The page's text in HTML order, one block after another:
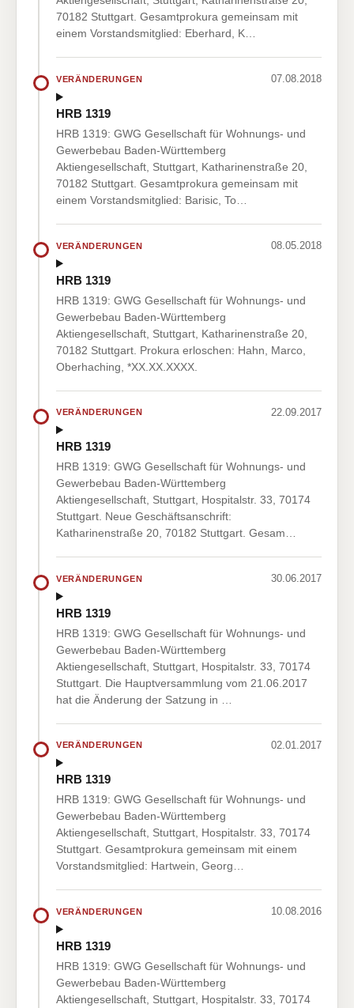
70182 Stuttgart. Gesamtprokura gemeinsam mit
einem Vorstandsmitglied: Eberhard, K…
VERÄNDERUNGEN 07.08.2018
HRB 1319
HRB 1319: GWG Gesellschaft für Wohnungs- und
Gewerbebau Baden-Württemberg
Aktiengesellschaft, Stuttgart, Katharinenstraße 20,
70182 Stuttgart. Gesamtprokura gemeinsam mit
einem Vorstandsmitglied: Barisic, To…
VERÄNDERUNGEN 08.05.2018
HRB 1319
HRB 1319: GWG Gesellschaft für Wohnungs- und
Gewerbebau Baden-Württemberg
Aktiengesellschaft, Stuttgart, Katharinenstraße 20,
70182 Stuttgart. Prokura erloschen: Hahn, Marco,
Oberhaching, *XX.XX.XXXX.
VERÄNDERUNGEN 22.09.2017
HRB 1319
HRB 1319: GWG Gesellschaft für Wohnungs- und
Gewerbebau Baden-Württemberg
Aktiengesellschaft, Stuttgart, Hospitalstr. 33, 70174
Stuttgart. Neue Geschäftsanschrift:
Katharinenstraße 20, 70182 Stuttgart. Gesam…
VERÄNDERUNGEN 30.06.2017
HRB 1319
HRB 1319: GWG Gesellschaft für Wohnungs- und
Gewerbebau Baden-Württemberg
Aktiengesellschaft, Stuttgart, Hospitalstr. 33, 70174
Stuttgart. Die Hauptversammlung vom 21.06.2017
hat die Änderung der Satzung in …
VERÄNDERUNGEN 02.01.2017
HRB 1319
HRB 1319: GWG Gesellschaft für Wohnungs- und
Gewerbebau Baden-Württemberg
Aktiengesellschaft, Stuttgart, Hospitalstr. 33, 70174
Stuttgart. Gesamtprokura gemeinsam mit einem
Vorstandsmitglied: Hartwein, Georg…
VERÄNDERUNGEN 10.08.2016
HRB 1319
HRB 1319: GWG Gesellschaft für Wohnungs- und
Gewerbebau Baden-Württemberg
Aktiengesellschaft, Stuttgart, Hospitalstr. 33, 70174